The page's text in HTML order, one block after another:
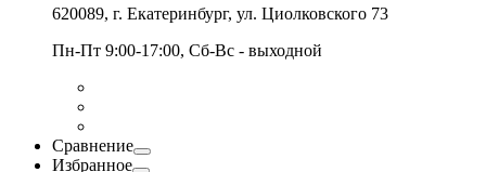
620089, г. Екатеринбург, ул. Циолковского 73
Пн-Пт 9:00-17:00, Сб-Вс - выходной
Сравнение
Избранное